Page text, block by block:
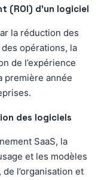
(ROI) d’un logiciel
la réduction des
opérations, la
de l’expérience
première année
des logiciels
SaaS, la
et les modèles
l’organisation et